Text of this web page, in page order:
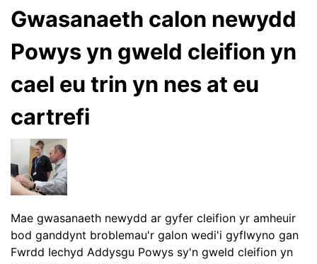
Gwasanaeth calon newydd
Powys yn gweld cleifion yn
cael eu trin yn nes at eu
cartrefi
Mae gwasanaeth newydd ar gyfer cleifion yr amheuir
bod ganddynt broblemau'r galon wedi'i gyflwyno gan
Fwrdd Iechyd Addysgu Powys sy'n gweld cleifion yn